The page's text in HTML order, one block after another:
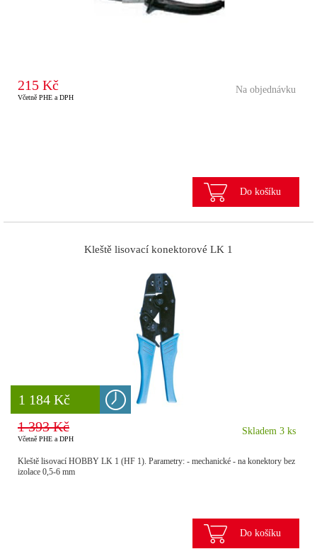
215 Kč
Včetně PHE a DPH
Na objednávku
Do košíku
8 777 Kč
1 184 Kč
Kleště lisovací konektorové LK 1
1 393 Kč
Včetně PHE a DPH
Skladem 3 ks
Kleště lisovací HOBBY LK 1 (HF 1). Parametry: - mechanické - na konektory bez
izolace 0,5-6 mm
Do košíku